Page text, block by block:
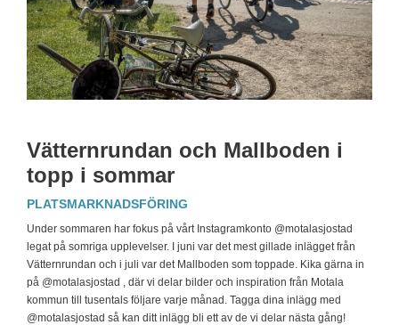
Vätternrundan och Mallboden i
topp i sommar
PLATSMARKNADSFÖRING
Under sommaren har fokus på vårt Instagramkonto @motalasjostad
legat på somriga upplevelser. I juni var det mest gillade inlägget från
Vätternrundan och i juli var det Mallboden som toppade. Kika gärna in
på @motalasjostad , där vi delar bilder och inspiration från Motala
kommun till tusentals följare varje månad. Tagga dina inlägg med
@motalasjostad så kan ditt inlägg bli ett av de vi delar nästa gång!